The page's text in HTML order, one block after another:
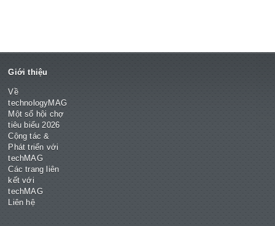
Giới thiệu
Về
technologyMAG
Một số hội chợ
tiêu biểu 2026
Cộng tác &
Phát triển với
techMAG
Các trang liên
kết với
techMAG
Liên hệ